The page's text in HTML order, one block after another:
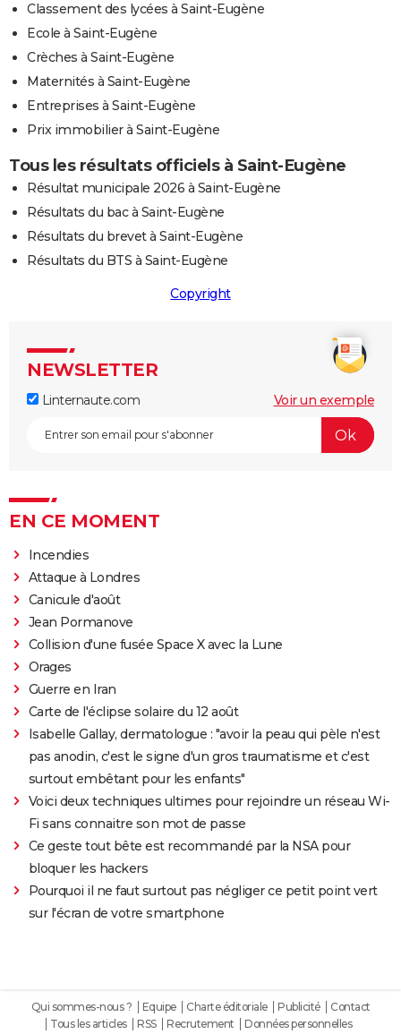
Classement des lycées à Saint-Eugène
Ecole à Saint-Eugène
Crèches à Saint-Eugène
Maternités à Saint-Eugène
Entreprises à Saint-Eugène
Prix immobilier à Saint-Eugène
Tous les résultats officiels à Saint-Eugène
Résultat municipale 2026 à Saint-Eugène
Résultats du bac à Saint-Eugène
Résultats du brevet à Saint-Eugène
Résultats du BTS à Saint-Eugène
Copyright
NEWSLETTER
Linternaute.com Voir un exemple
EN CE MOMENT
Incendies
Attaque à Londres
Canicule d'août
Jean Pormanove
Collision d'une fusée Space X avec la Lune
Orages
Guerre en Iran
Carte de l'éclipse solaire du 12 août
Isabelle Gallay, dermatologue : "avoir la peau qui pèle n'est
pas anodin, c'est le signe d'un gros traumatisme et c'est
surtout embêtant pour les enfants"
Voici deux techniques ultimes pour rejoindre un réseau Wi-
Fi sans connaitre son mot de passe
Ce geste tout bête est recommandé par la NSA pour
bloquer les hackers
Pourquoi il ne faut surtout pas négliger ce petit point vert
sur l'écran de votre smartphone
Qui sommes-nous ? Equipe Charte éditoriale Publicité
Contact
Tous les articles
RSS Recrutement Données personnelles